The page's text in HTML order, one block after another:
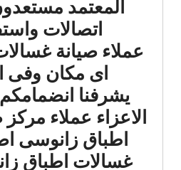
المعتمد
اتصالات
عملاء صيانة
اى مكان وفى
يشرفنا انضمامكم
الاعزاء عملاء
اطباق زانوسى
غسالات اطباق